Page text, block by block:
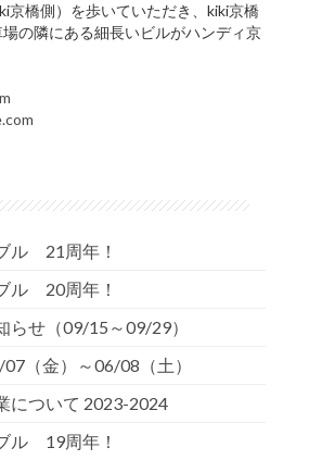
京橋側）を歩いていただき、kiki京橋
の隣にある細長いビルがハンディ京
ル 21周年！
ル 20周年！
らせ（09/15～09/29）
（金）～06/08（土）
について 2023-2024
ル 19周年！